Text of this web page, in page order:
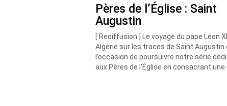
Courriel (non publié)
Ajoutez votre
Pères de l’Église : Saint
Augustin
[ Rediffusion ] Le voyage du pape Léon
Algérie sur les traces de Saint Augustin
l’occasion de poursuivre notre série
aux Pères de l’Église en consacrant une